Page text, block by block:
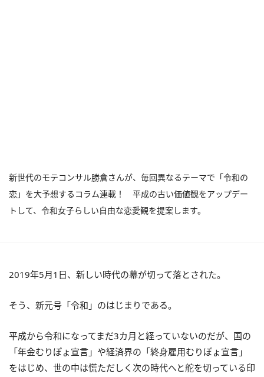
新世代のモテコンサル勝倉さんが、毎回異なるテーマで「令和の
恋」を大予想するコラム連載！ 平成の古い価値観をアップデー
トして、令和女子らしい自由な恋愛観を提案します。
2019年5月1日、新しい時代の幕が切って落とされた。
そう、新元号「令和」のはじまりである。
平成から令和になってまだ3カ月と経っていないのだが、国の
「年金むりぽょ宣言」や経済界の「終身雇用むりぽょ宣言」
をはじめ、世の中は慌ただしく次の時代へと舵を切っている印